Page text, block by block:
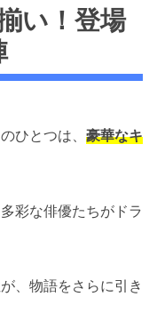
い！登場
ひとつは、 豪華なキ
彩な俳優たちがドラ
、物語をさらに引き